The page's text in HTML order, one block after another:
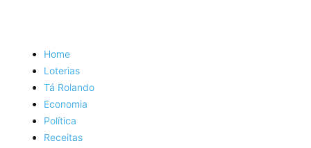
Home
Loterias
Tá Rolando
Economia
Política
Receitas